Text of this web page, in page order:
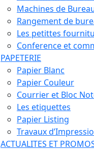
Machines de
Rangement de
Les petittes
Conference et
PAPETERIE
Papier Blanc
Papier Couleur
Courrier et Bloc
Les etiquettes
Papier Listing
Travaux
ACTUALITES ET